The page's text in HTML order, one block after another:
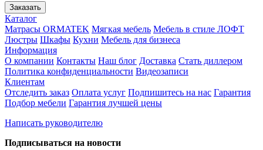
Заказать
Каталог
Матрасы ORMATEK Мягкая мебель Мебель в стиле ЛОФТ
Люстры Шкафы Кухни Мебель для бизнеса
Информация
О компании Контакты Наш блог Доставка Стать диллером
Политика конфиденциальности Видеозаписи
Клиентам
Отследить заказ Оплата услуг Подпишитесь на нас Гарантия
Подбор мебели Гарантия лучшей цены
Написать руководителю
Подписываться на новости